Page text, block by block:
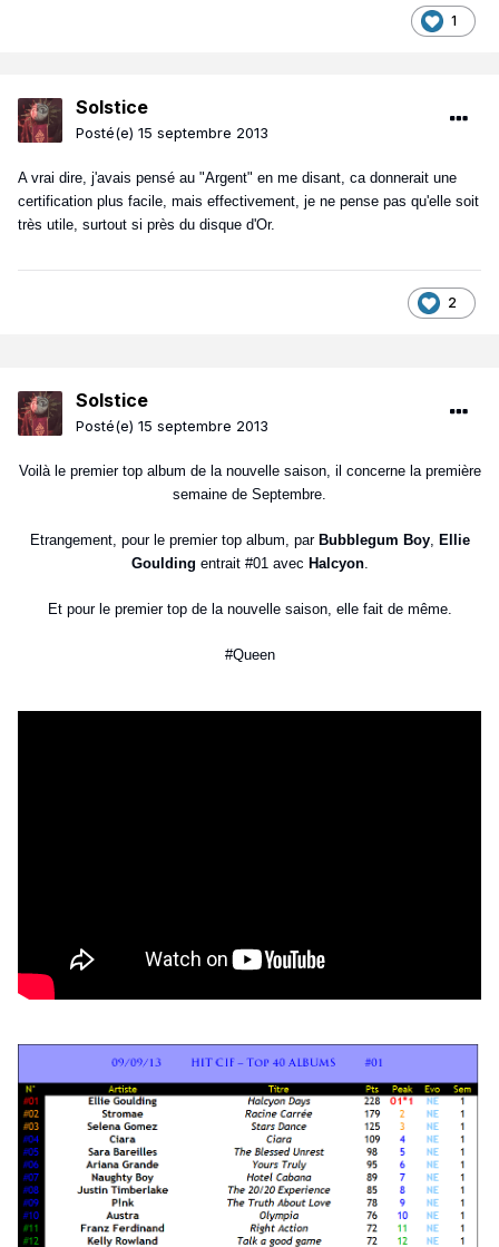
1
Solstice
Posté(e) 15 septembre 2013
A vrai dire, j'avais pensé au "Argent" en me disant, ca donnerait une
certification plus facile, mais effectivement, je ne pense pas qu'elle soit
très utile, surtout si près du disque d'Or.
2
Solstice
Posté(e) 15 septembre 2013
Voilà le premier top album de la nouvelle saison, il concerne la première
semaine de Septembre.
Etrangement, pour le premier top album, par Bubblegum Boy, Ellie
Goulding entrait #01 avec Halcyon.
Et pour le premier top de la nouvelle saison, elle fait de même.
#Queen